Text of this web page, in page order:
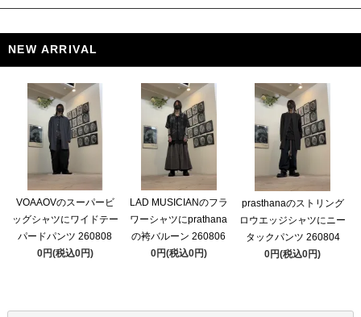
NEW ARRIVAL
VOAAOVのスーパービ
ッグシャツにワイドテー
パードパンツ 260808
0円(税込0円)
LAD MUSICIANのフラ
ワーシャツにprathana
の袴バルーン 260806
0円(税込0円)
prasthanaのストリング
ロウエッジシャツにニー
タックパンツ 260804
0円(税込0円)